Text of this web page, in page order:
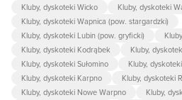
Kluby, dyskoteki Wicko
Kluby, dyskoteki
Kluby, dyskoteki Wapnica (pow. stargardzki)
Kluby, dyskoteki Lubin (pow. gryficki)
Kluby, dyskoteki Kodrąbek
Kluby,
Kluby, dyskoteki Sułomino
Kluby,
Kluby, dyskoteki Karpno
Kluby, dyskoteki
Kluby, dyskoteki Nowe Warpno
Kluby,